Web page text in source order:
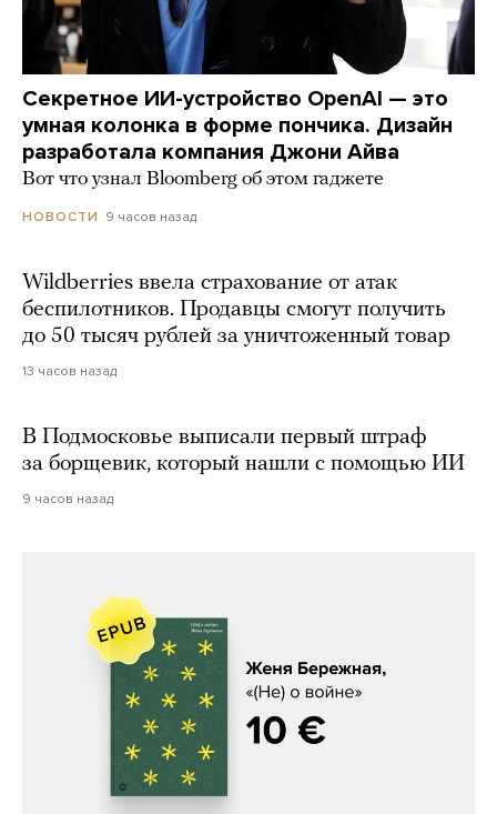
Секретное ИИ-устройство OpenAI — это
умная колонка в форме пончика. Дизайн
разработала компания Джони Айва
Вот что узнал Bloomberg об этом гаджете
НОВОСТИ 9 часов назад
Wildberries ввела страхование от атак
беспилотников. Продавцы смогут получить
до 50 тысяч рублей за уничтоженный товар
13 часов назад
В Подмосковье выписали первый штраф
за борщевик, который нашли с помощью ИИ
9 часов назад
Женя Бережная, «(Не) о войне»